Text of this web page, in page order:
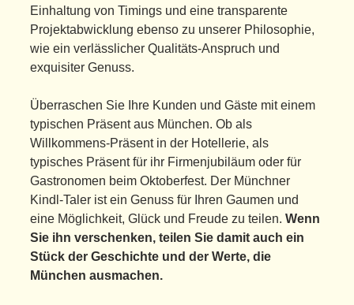
Einhaltung von Timings und eine transparente
Projektabwicklung ebenso zu unserer Philosophie,
wie ein verlässlicher Qualitäts-Anspruch und
exquisiter Genuss.
Überraschen Sie Ihre Kunden und Gäste mit einem
typischen Präsent aus München. Ob als
Willkommens-Präsent in der Hotellerie, als
typisches Präsent für ihr Firmenjubiläum oder für
Gastronomen beim Oktoberfest. Der Münchner
Kindl-Taler ist ein Genuss für Ihren Gaumen und
eine Möglichkeit, Glück und Freude zu teilen. Wenn
Sie ihn verschenken, teilen Sie damit auch ein
Stück der Geschichte und der Werte, die
München ausmachen.